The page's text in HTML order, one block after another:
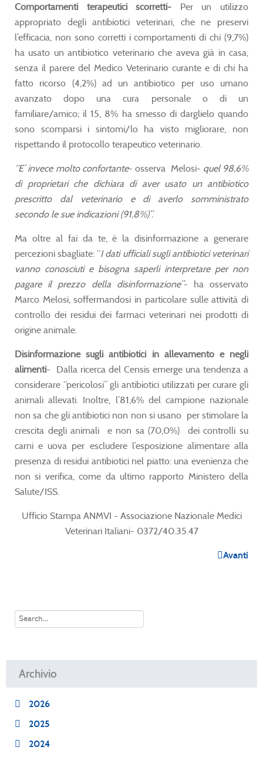
Comportamenti terapeutici scorretti- Per un utilizzo
appropriato degli antibiotici veterinari, che ne preservi
l’efficacia, non sono corretti i comportamenti di chi (9,7%)
ha usato un antibiotico veterinario che aveva già in casa,
senza il parere del Medico Veterinario curante e di chi ha
fatto ricorso (4,2%) ad un antibiotico per uso umano
avanzato dopo una cura personale o di un
familiare/amico; il 15, 8% ha smesso di darglielo quando
sono scomparsi i sintomi/lo ha visto migliorare, non
rispettando il protocollo terapeutico veterinario.
“E’ invece molto confortante- osserva Melosi- quel 98,6%
di proprietari che dichiara di aver usato un antibiotico
prescritto dal veterinario e di averlo somministrato
secondo le sue indicazioni (91,8%)”.
Ma oltre al fai da te, è la disinformazione a generare
percezioni sbagliate: “I dati ufficiali sugli antibiotici veterinari
vanno conosciuti e bisogna saperli interpretare per non
pagare il prezzo della disinformazione”- ha osservato
Marco Melosi, soffermandosi in particolare sulle attività di
controllo dei residui dei farmaci veterinari nei prodotti di
origine animale.
Disinformazione sugli antibiotici in allevamento e negli
alimenti- Dalla ricerca del Censis emerge una tendenza a
considerare “pericolosi” gli antibiotici utilizzati per curare gli
animali allevati. Inoltre, l’81,6% del campione nazionale
non sa che gli antibiotici non non si usano per stimolare la
crescita degli animali e non sa (70,0%) dei controlli su
carni e uova per escludere l’esposizione alimentare alla
presenza di residui antibiotici nel piatto: una evenienza che
non si verifica, come da ultimo rapporto Ministero della
Salute/ISS.
Ufficio Stampa ANMVI - Associazione Nazionale Medici
Veterinari Italiani- 0372/40.35.47
Avanti
Archivio
2026
2025
2024